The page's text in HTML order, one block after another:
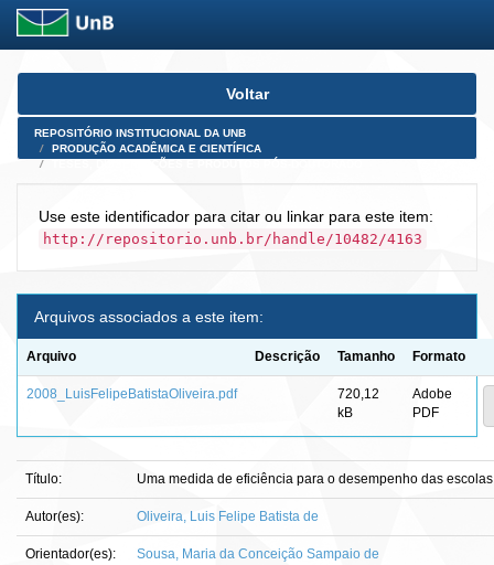
Skip
Voltar
REPOSITÓRIO INSTITUCIONAL DA UNB
PRODUÇÃO ACADÊMICA E CIENTÍFICA
Use este identificador para citar ou linkar para este item:
http://repositorio.unb.br/handle/10482/4163
Arquivos associados a este item:
Arquivo Descrição Tamanho Formato
2008_LuisFelipeBatistaOliveira.pdf
720,12
kB
Adobe
PDF
Título: Uma medida de eficiência para o desempenho das
Autor(es): Oliveira, Luis Felipe Batista de
Orientador(es): Sousa, Maria da Conceição Sampaio de